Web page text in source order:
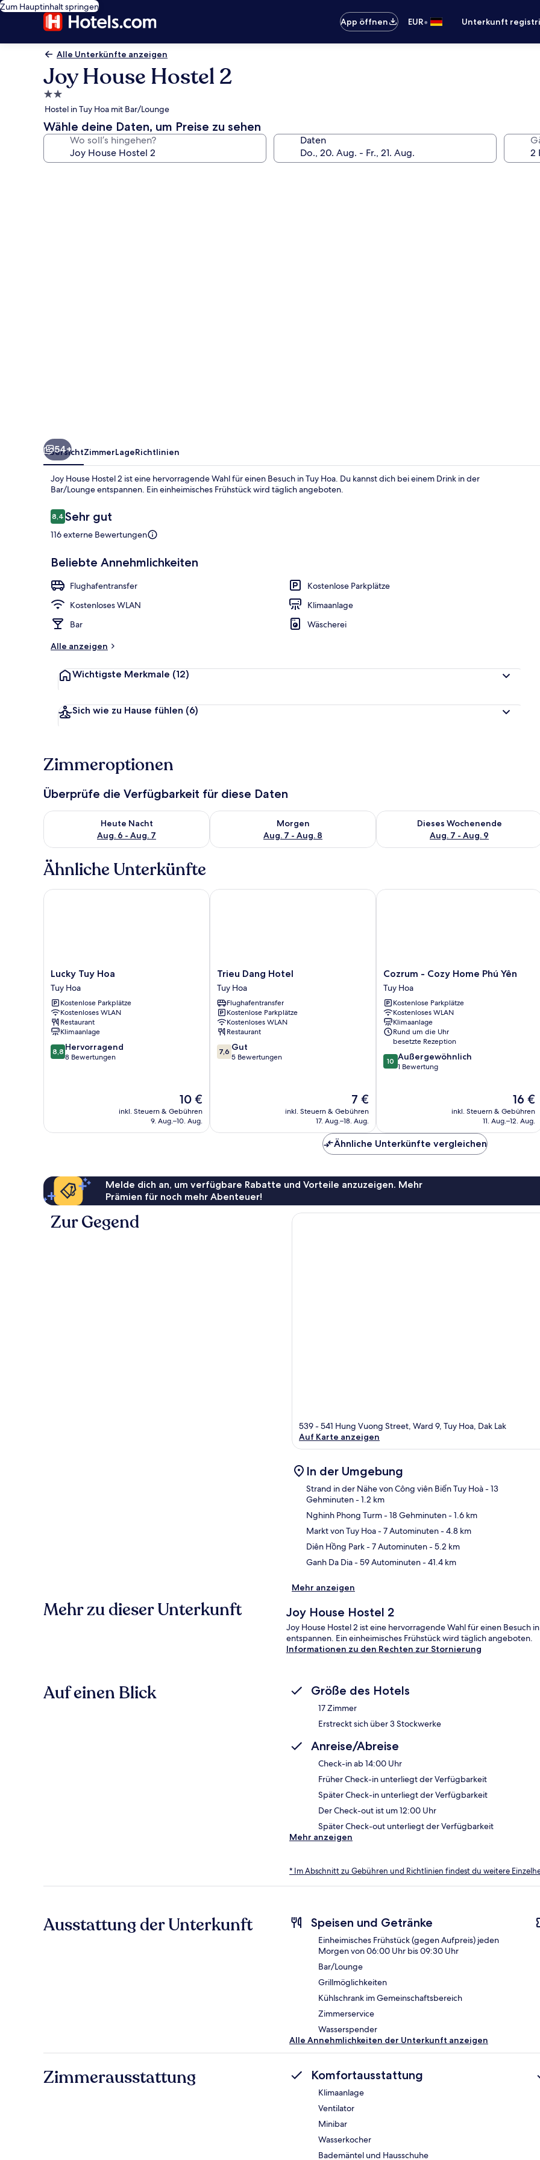
Zum Hauptinhalt springen
App öffnen
EUR• Unterkunft
Alle Unterkünfte anzeigen
Joy House Hostel 2
2.0-
Sterne-
Unterkunft
Hostel in Tuy Hoa mit Bar/Lounge
Wähle deine Daten, um Preise zu sehen
Wo soll’s hingehen? Daten
Fassade der Unterkunft – Abend/Nacht
54+
ÜbersichtZimmerLageRichtlinien
Joy House Hostel 2 ist eine hervorragende Wahl für einen Besuch in Tuy Hoa. Du kannst dich bei einem Drink in der
Bar/Lounge entspannen. Ein einheimisches Frühstück wird täglich angeboten.
Bewertungen
8,48,4 von 10.
Sehr gut
116 externe Bewertungen
Beliebte Annehmlichkeiten
Flughafentransfer
Kostenlose Parkplätze
Kostenloses WLAN
Klimaanlage
Bar
Wäscherei
Alle anzeigen
Wichtigste Merkmale (12)
Sich wie zu Hause fühlen (6)
Zimmeroptionen
Überprüfe die Verfügbarkeit für diese Daten
Heute Nacht
Aug. 6 - Aug. 7
Überprüfe die Verfügbarkeit für heute Nacht, Aug. 6 - Aug. 7.
Morgen
Aug. 7 - Aug. 8
Überprüfe die Verfügbarkeit für morgen, Aug. 7 - Aug. 8.
Dieses Wochenende
Aug. 7 - Aug. 9
Überprüfe die Verfügbarkeit für
Ähnliche Unterkünfte
Lucky
Tuy
Hoa
Tuy
Hoa
Lucky Tuy Hoa
Tuy Hoa
Kostenlose Parkplätze
Kostenloses WLAN
Restaurant
Klimaanlage
8.8
von
8,8 Hervorragend
8 Bewertungen
Der
Preis
beträgt
10 €
inkl. Steuern & Gebühren
9. Aug.–10. Aug.
Lucky Tuy Hoa
Trieu
Dang
Hotel
Tuy
Hoa
Trieu Dang Hotel
Tuy Hoa
Flughafentransfer
Kostenlose Parkplätze
Kostenloses WLAN
Restaurant
7.6
von
7,6 Gut
5 Bewertungen
Der
Preis
beträgt
7 €
inkl. Steuern & Gebühren
17. Aug.–18. Aug.
Trieu Dang Hotel
Cozrum
-
Cozy
Home
Phú
Yên
Tuy
Cozrum - Cozy Home Phú Yên
Tuy Hoa
Kostenlose Parkplätze
Kostenloses WLAN
Klimaanlage
Rund um die Uhr
besetzte Rezeption
10.0
von
10 Außergewöhnlich
1 Bewertung
Der
Preis
16 €
inkl. Steuern & Gebühren
11. Aug.–12. Aug.
Cozrum - Cozy Home Phú Yên
Ähnliche Unterkünfte vergleichen
Melde dich an, um verfügbare Rabatte und Vorteile anzuzeigen. Mehr
Prämien für noch mehr Abenteuer!
Zur Gegend
539 - 541 Hung Vuong Street, Ward 9, Tuy Hoa, Dak Lak
Auf Karte anzeigen
In der Umgebung
Strand in der Nähe von Công viên Biển Tuy Hoà- 13
Gehminuten- 1.2 km
Nghinh Phong Turm- 18 Gehminuten- 1.6 km
Markt von Tuy Hoa- 7 Autominuten- 4.8 km
Diên Hồng Park- 7 Autominuten- 5.2 km
Ganh Da Dia- 59 Autominuten- 41.4 km
Mehr anzeigen
Mehr zu dieser Unterkunft Joy House Hostel 2
Joy House Hostel 2 ist eine hervorragende Wahl für einen Besuch
entspannen. Ein einheimisches Frühstück wird täglich angeboten.
Informationen zu den Rechten zur Stornierung
Auf einen Blick Größe des Hotels
17 Zimmer
Erstreckt sich über 3 Stockwerke
Anreise/Abreise
Check-in ab 14:00 Uhr
Früher Check-in unterliegt der Verfügbarkeit
Später Check-in unterliegt der Verfügbarkeit
Der Check-out ist um 12:00 Uhr
Später Check-out unterliegt der Verfügbarkeit
Mehr anzeigen
* Im Abschnitt zu Gebühren und Richtlinien findest du weitere
Ausstattung der Unterkunft Speisen und Getränke
Einheimisches Frühstück (gegen Aufpreis) jeden
Morgen von 06:00 Uhr bis 09:30 Uhr
Bar/Lounge
Grillmöglichkeiten
Kühlschrank im Gemeinschaftsbereich
Zimmerservice
Wasserspender
Alle Annehmlichkeiten der Unterkunft anzeigen
Zimmerausstattung Komfortausstattung
Klimaanlage
Ventilator
Minibar
Wasserkocher
Bademäntel und Hausschuhe